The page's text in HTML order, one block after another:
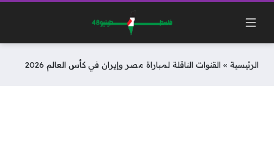
الرئيسية » القنوات الناقلة لمباراة مصر وإيران في كأس العالم 2026